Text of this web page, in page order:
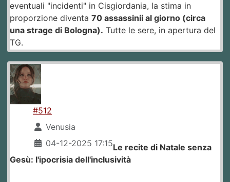
eventuali "incidenti" in Cisgiordania, la stima in
proporzione diventa 70 assassinii al giorno (circa
una strage di Bologna). Tutte le sere, in apertura del
TG.
#512
Venusia
04-12-2025 17:15Le recite di Natale senza
Gesù: l'ipocrisia dell'inclusività